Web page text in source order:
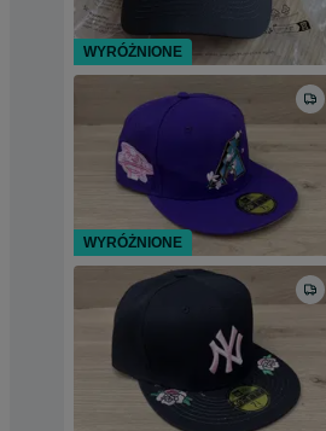
WYRÓŻNIONE
WYRÓŻNIONE